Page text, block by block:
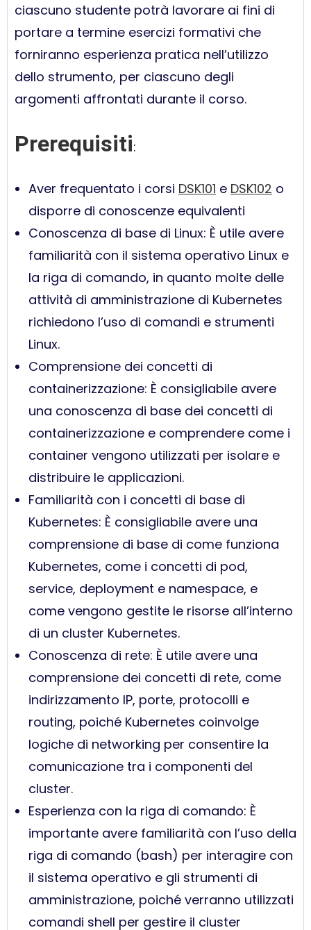
ciascuno studente potrà lavorare ai fini di
portare a termine esercizi formativi che
forniranno esperienza pratica nell’utilizzo
dello strumento, per ciascuno degli
argomenti affrontati durante il corso.
Prerequisiti:
Aver frequentato i corsi DSK101 e DSK102 o
disporre di conoscenze equivalenti
Conoscenza di base di Linux: È utile avere
familiarità con il sistema operativo Linux e
la riga di comando, in quanto molte delle
attività di amministrazione di Kubernetes
richiedono l’uso di comandi e strumenti
Linux.
Comprensione dei concetti di
containerizzazione: È consigliabile avere
una conoscenza di base dei concetti di
containerizzazione e comprendere come i
container vengono utilizzati per isolare e
distribuire le applicazioni.
Familiarità con i concetti di base di
Kubernetes: È consigliabile avere una
comprensione di base di come funziona
Kubernetes, come i concetti di pod,
service, deployment e namespace, e
come vengono gestite le risorse all’interno
di un cluster Kubernetes.
Conoscenza di rete: È utile avere una
comprensione dei concetti di rete, come
indirizzamento IP, porte, protocolli e
routing, poiché Kubernetes coinvolge
logiche di networking per consentire la
comunicazione tra i componenti del
cluster.
Esperienza con la riga di comando: È
importante avere familiarità con l’uso della
riga di comando (bash) per interagire con
il sistema operativo e gli strumenti di
amministrazione, poiché verranno utilizzati
comandi shell per gestire il cluster